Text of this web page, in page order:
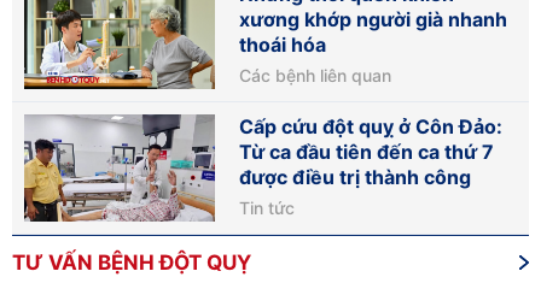
xương khớp người già nhanh
thoái hóa
Các bệnh liên quan
Cấp cứu đột quỵ ở Côn Đảo:
Từ ca đầu tiên đến ca thứ 7
được điều trị thành công
Tin tức
TƯ VẤN BỆNH ĐỘT QUỴ